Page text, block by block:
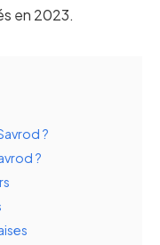
en 2023.
?
?